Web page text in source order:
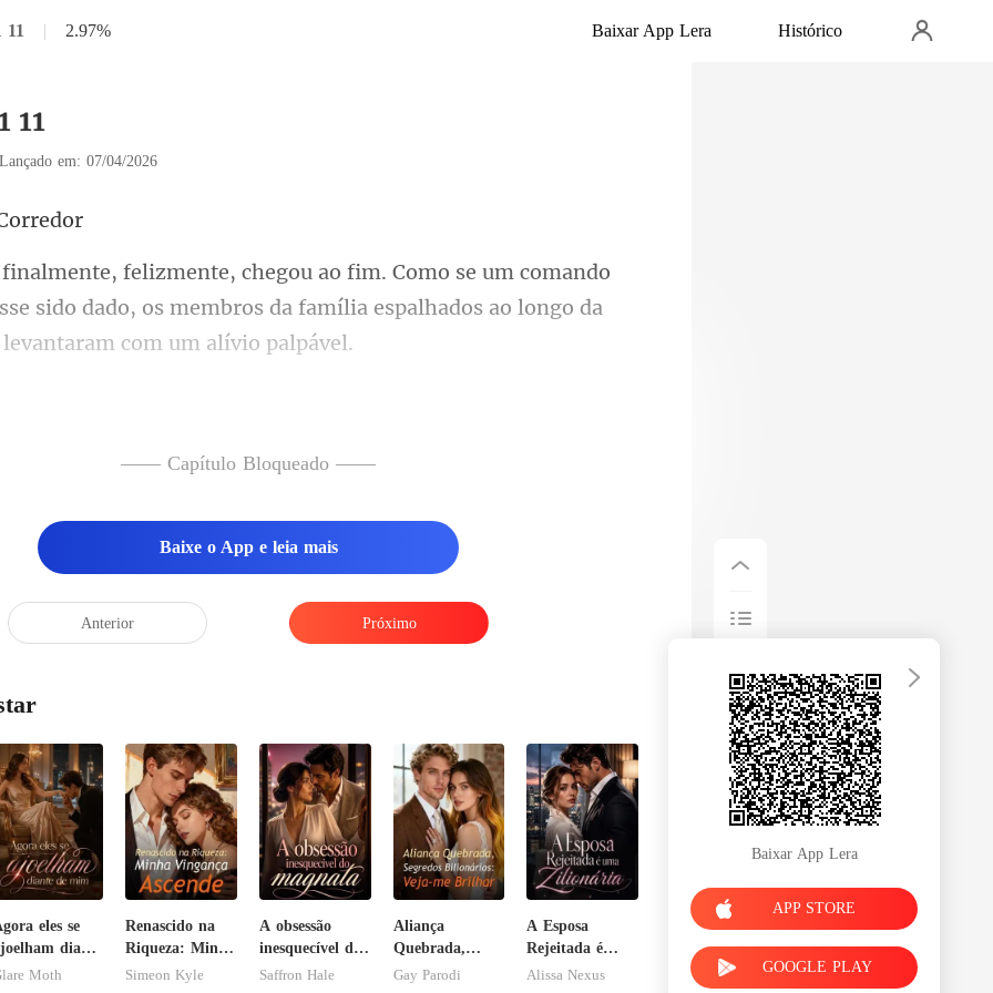
11 | 2.97% Baixar App Lera Histórico
11
Lançado em: 07/04/2026
comando
sido dado, os membros da família espal
—— Capítulo Bloqueado ——
Baixe o App e leia mais
Anterior Próximo
eles se
diante
mimMoth
Renascido na
Riqueza: Minha
Vingança
Simeon Kyle
A obsessão
inesquecível do
magnata
Saffron Hale
Aliança
Quebrada,
Segredos
Gay Parodi
A Esposa
Rejeitada é
uma Zilionária
Alissa Nexus
Baixar App Lera
APP STORE
GOOGLE PLAY